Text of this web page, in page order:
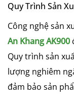
Quy Trình Sản
Công nghệ sản
An Khang AK900
Quy trình sản
lượng nghiêm
đảm bảo sản